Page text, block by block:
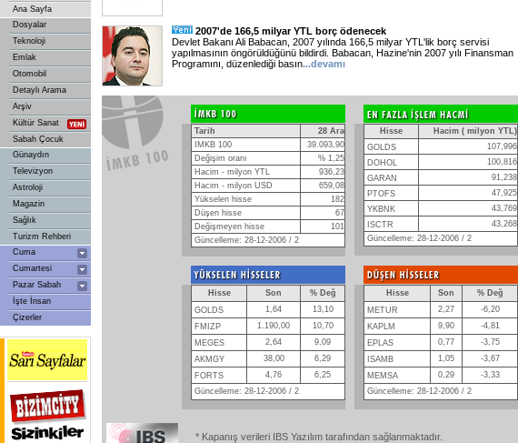
Ana Sayfa
Dosyalar
Teknoloji
Emlak
Otomobil
Detaylı Arama
Arşiv
Kültür Sanat
Sabah Çocuk
Günaydın
Televizyon
Astroloji
Magazin
Sağlık
Turizm Rehberi
Cuma
Cumartesi
Pazar Sabah
İşte İnsan
Çizerler
2007'de 166,5 milyar YTL borç ödenecek
Devlet Bakanı Ali Babacan, 2007 yılında 166,5 milyar YTL'lik borç servisi
yapılmasının öngörüldüğünü bildirdi. Babacan, Hazine'nin 2007 yılı Finansman
Programını, düzenlediği basın...devamı
Tarih
28 Ara
IMKB 100
39.093,90
Değişim oranı
% 1,25
Hacim - milyon YTL
936,23
Hacim - milyon USD
659,08
Yükselen hisse
182
Düşen hisse
67
Değişmeyen hisse
101
Güncelleme: 28-12-2006 / 2
Hisse
Hacim ( milyon YTL)
GOLDS
107,996
DOHOL
100,816
GARAN
91,238
PTOFS
47,925
YKBNK
43,769
ISCTR
43,268
Güncelleme: 28-12-2006 / 2
Hisse Son
% Değ
GOLDS
1,64
13,10
FMIZP
1.190,00
10,70
MEGES
2,64
9,09
AKMGY
38,00
6,29
FORTS
4,76
6,25
Güncelleme: 28-12-2006 / 2
Hisse Son
% Değ
METUR
2,27
-6,20
KAPLM
9,90
-4,81
EPLAS
0,77
-3,75
ISAMB
1,05
-3,67
MEMSA
0,29
-3,33
Güncelleme: 28-12-2006 / 2
* Kapanış verileri IBS Yazılım tarafından sağlanmaktadır.